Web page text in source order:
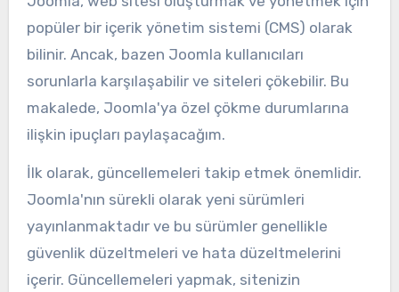
popüler bir içerik yönetim sistemi (CMS) olarak
bilinir. Ancak, bazen Joomla kullanıcıları
sorunlarla karşılaşabilir ve siteleri çökebilir. Bu
makalede, Joomla'ya özel çökme durumlarına
ilişkin ipuçları paylaşacağım.
İlk olarak, güncellemeleri takip etmek önemlidir.
Joomla'nın sürekli olarak yeni sürümleri
yayınlanmaktadır ve bu sürümler genellikle
güvenlik düzeltmeleri ve hata düzeltmelerini
içerir. Güncellemeleri yapmak, sitenizin